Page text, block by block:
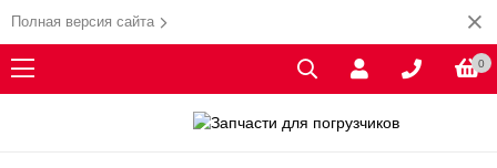
Полная версия сайта
0